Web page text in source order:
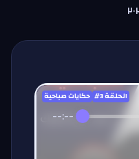
حكايات صباحية #الحلقة3
--:--